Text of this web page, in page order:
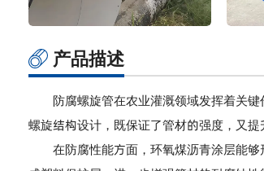
产品描述
防腐螺旋管在农业灌溉领域发挥着关
螺旋结构设计，既保证了管材的强度，又提
在防腐性能方面，环氧煤沥青涂层能够